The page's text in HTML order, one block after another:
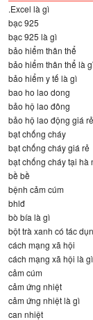
.Excel là gì
bạc 925
bạc 925 là gì
bảo hiểm thân thể
bảo hiểm thân thể là
bảo hiểm y tế là gì
bao ho lao dong
bảo hộ lao đông
bảo hộ lao động giá rẻ
bạt chống cháy
bạt chống cháy giá rẻ
bạt chống cháy tại hà
bề bề
bệnh cảm cúm
bhlđ
bò bía là gì
bột trà xanh có tác
cách mạng xã hội
cách mạng xã hội là gì
cảm cúm
cảm ứng nhiệt
cảm ứng nhiệt là gì
can nhiệt